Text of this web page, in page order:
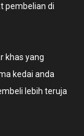
pembelian di
khas yang
kedai anda
lebih teruja